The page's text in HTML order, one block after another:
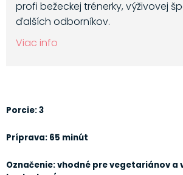
profi bežeckej trénerky, výživovej
ďalších odborníkov.
Viac info
Porcie: 3
Príprava: 65 minút
Označenie: vhodné pre vegetariánov a